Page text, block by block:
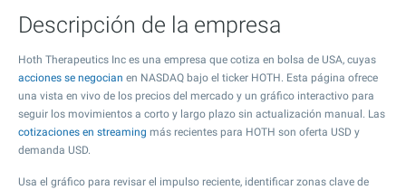
Descripción de la empresa
Hoth Therapeutics Inc es una empresa que cotiza en bolsa de USA, cuyas
acciones se negocian en NASDAQ bajo el ticker HOTH. Esta página ofrece
una vista en vivo de los precios del mercado y un gráfico interactivo para
seguir los movimientos a corto y largo plazo sin actualización manual. Las
cotizaciones en streaming más recientes para HOTH son oferta USD y
demanda USD.
Usa el gráfico para revisar el impulso reciente, identificar zonas clave de